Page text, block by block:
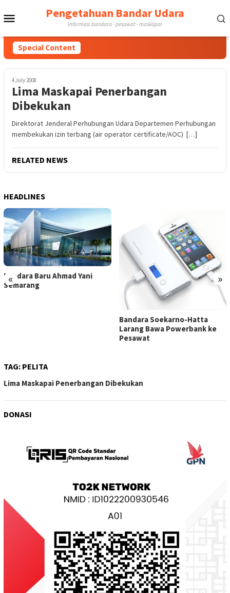
to
MobilePengetahuan Bandar Udara
Informasi bandara - pesawat - maskapai
Special Content
4 July 2008
Lima Maskapai Penerbangan
Dibekukan
Direktorat Jenderal Perhubungan Udara Departemen Perhubungan
membekukan izin terbang (air operator certificate/AOC) […]
RELATED NEWS
HEADLINES
« »
Bandara Baru Ahmad Yani
Semarang
Bandara Soekarno-Hatta
Larang Bawa Powerbank ke
Pesawat
TAG: PELITA
Lima Maskapai Penerbangan Dibekukan
DONASI